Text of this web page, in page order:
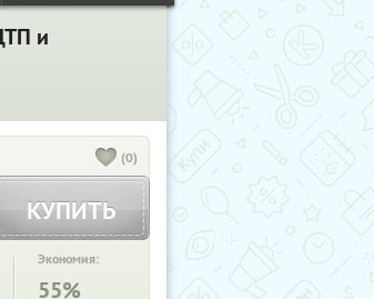
и
(0)
КУПИТЬ
Экономия:
55%